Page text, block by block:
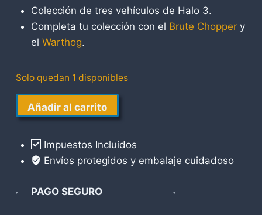
Colección de tres vehículos de Halo 3.
Completa tu colección con el Brute Choppery
el Warthog.
Solo quedan 1 disponibles
Ghost
Halo
cantidad
Añadir al carrito
Impuestos Incluidos
Envíos protegidos y embalaje cuidadoso
PAGO SEGURO